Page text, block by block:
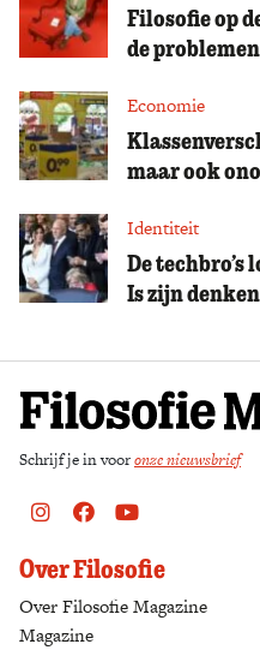
Filosofie op
de
Economie
maar ook
Identiteit
De techbro’s
Is zijn
Schrijf je in vooronze nieuwsbrief
Instagram
FacebookYoutube
Over Filosofie
Over Filosofie Magazine
Magazine